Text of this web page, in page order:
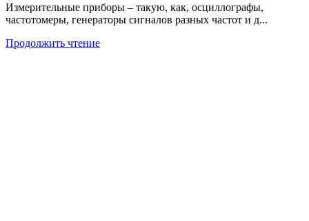
Измерительные приборы – такую, как, осциллографы,
частотомеры, генераторы сигналов разных частот и д...
Продолжить чтение